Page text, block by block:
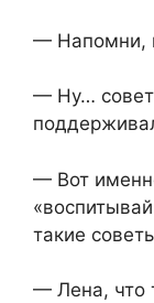
— Напомни,
— Ну…
— Вот
такие
— Лена, что